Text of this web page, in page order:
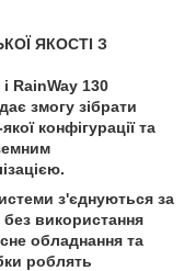
ЯКОСТІ З
RainWay 130
змогу зібрати
конфігурації та
з'єднуються за
використання
обладнання та
роблять